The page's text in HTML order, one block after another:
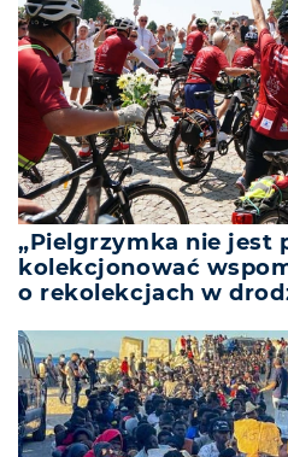
„Pielgrzymka nie jest
kolekcjonować
o rekolekcjach w